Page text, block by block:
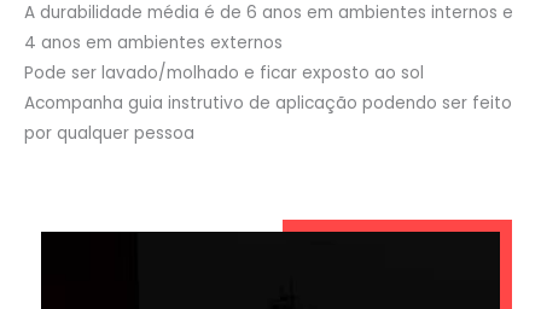
A durabilidade média é de 6 anos em ambientes internos e
4 anos em ambientes externos
Pode ser lavado/molhado e ficar exposto ao sol
Acompanha guia instrutivo de aplicação podendo ser feito
por qualquer pessoa